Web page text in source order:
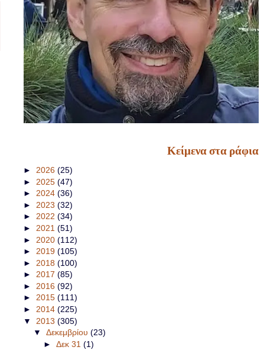
Κείμενα στα ράφια
► 2026 (25)
► 2025 (47)
► 2024 (36)
► 2023 (32)
► 2022 (34)
► 2021 (51)
► 2020 (112)
► 2019 (105)
► 2018 (100)
► 2017 (85)
► 2016 (92)
► 2015 (111)
► 2014 (225)
▼ 2013 (305)
▼ Δεκεμβρίου (23)
►Δεκ 31(1)